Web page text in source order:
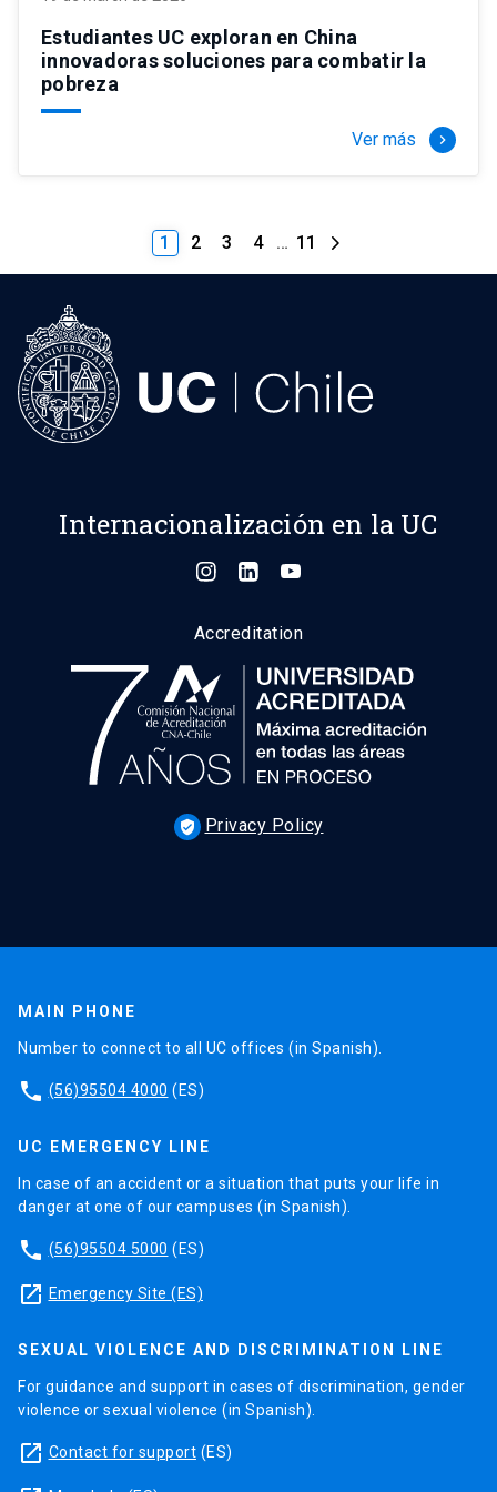
Estudiantes UC exploran en China
innovadoras soluciones para combatir la
pobreza
Ver más keyboard_arrow_right
1 2 3 4 … 11
Internacionalización en la UC
Accreditation
verified_user Privacy Policy
MAIN PHONE
Number to connect to all UC offices (in Spanish).
phone (56)95504 4000 (ES)
UC EMERGENCY LINE
In case of an accident or a situation that puts your life in
danger at one of our campuses (in Spanish).
phone (56)95504 5000 (ES)
launch Emergency Site (ES)
SEXUAL VIOLENCE AND DISCRIMINATION LINE
For guidance and support in cases of discrimination, gender
violence or sexual violence (in Spanish).
launch Contact for support (ES)